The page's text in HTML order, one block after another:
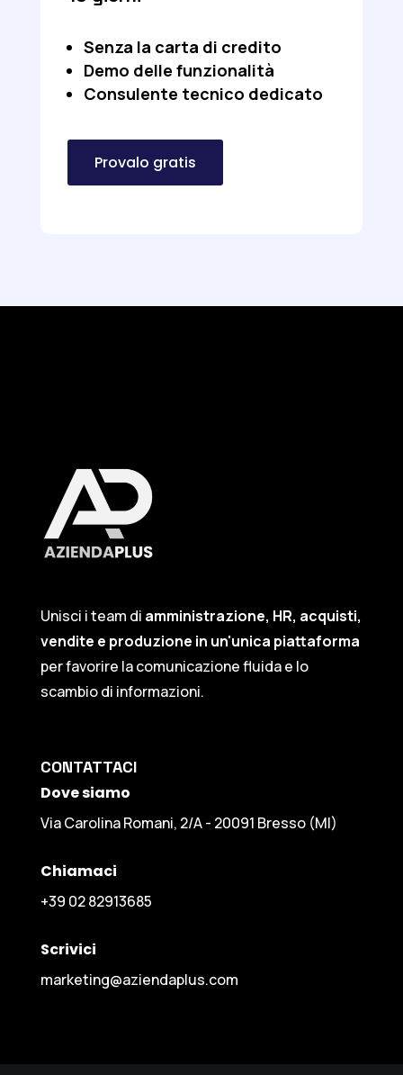
Senza la carta di credito
Demo delle funzionalità
Consulente tecnico dedicato
Provalo gratis
Unisci i team di amministrazione, HR, acquisti,
vendite e produzione in un'unica piattaforma
per favorire la comunicazione fluida e lo
scambio di informazioni.
CONTATTACI
Dove siamo
Via Carolina Romani, 2/A - 20091 Bresso (MI)
Chiamaci
+39 02 82913685
Scrivici
marketing@aziendaplus.com